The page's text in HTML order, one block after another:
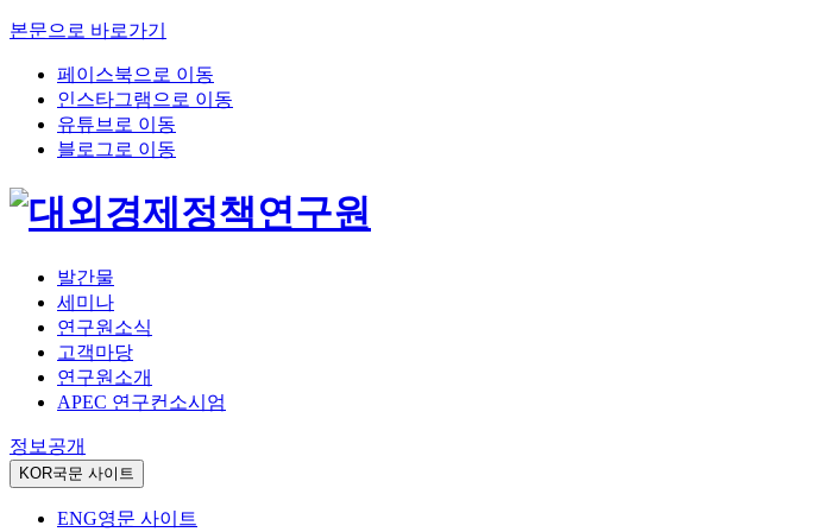
본문으로 바로가기
페이스북으로 이동
인스타그램으로 이동
유튜브로 이동
블로그로 이동
발간물
세미나
연구원소식
고객마당
연구원소개
APEC 연구컨소시엄
정보공개
KOR국문 사이트
ENG영문 사이트